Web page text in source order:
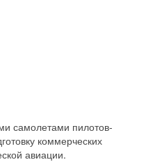
самолетами пилотов-
коммерческих
авиации.